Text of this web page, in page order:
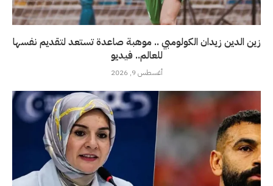
زين الدين زيدان الكولومبي .. موهبة صاعدة تستعد لتقديم نفسها
للعالم.. فيديو
أغسطس 9, 2026